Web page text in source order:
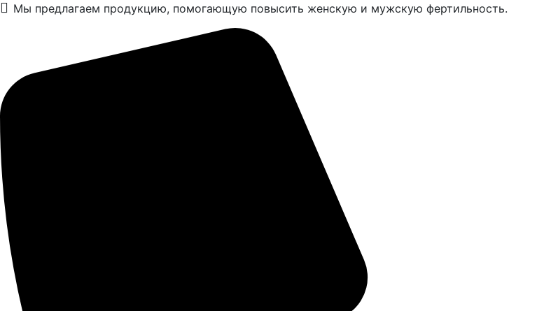
Мы предлагаем продукцию, помогающую повысить женскую и мужскую фертильность.